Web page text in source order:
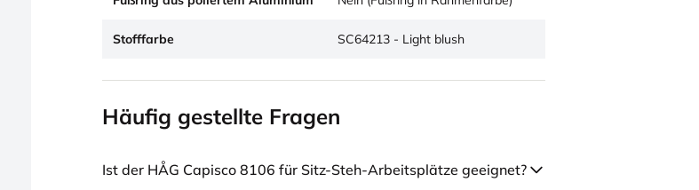
Stofffarbe SC64213 - Light blush
Häufig gestellte Fragen
Ist der HÅG Capisco 8106 für Sitz-Steh-Arbeitsplätze geeignet?